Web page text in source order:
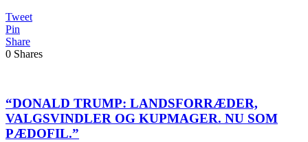
Tweet
Pin
Share
0 Shares
“DONALD TRUMP: LANDSFORRÆDER,
VALGSVINDLER OG KUPMAGER. NU SOM
PÆDOFIL.”